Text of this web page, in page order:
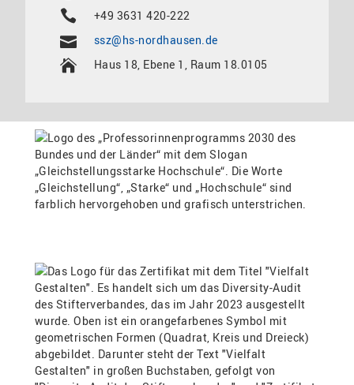
+49 3631 420-222
ssz@hs-nordhausen.de
Haus 18, Ebene 1, Raum 18.0105